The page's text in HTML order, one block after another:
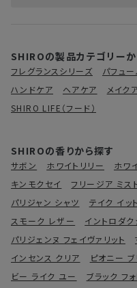
SHIROの製品カテゴリーか
フレグランスシリーズ パフュ
ハンドケア
ヘアケア メイク
SHIRO LIFE（フード）
SHIROの香りから探す
サボン ホワイトリリー ホワ
キンモクセイ
フリージア ミス
パリジャン シャツ
テイク イッ
スモーク レザー
イントロダク
パリジェンヌ フェイヴァリット
インセンス クリア
ピオニー ブ
ビー ライク ユー
ブラック フ